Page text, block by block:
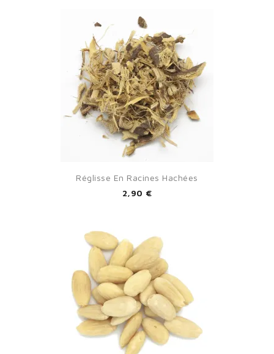
Réglisse En Racines Hachées
2,90 €